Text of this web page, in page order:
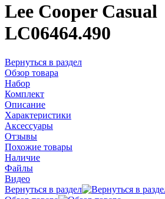
Lee Cooper Casual
LC06464.490
Вернуться в раздел
Обзор товара
Набор
Комплект
Описание
Характеристики
Аксессуары
Отзывы
Похожие товары
Наличие
Файлы
Видео
Вернуться в раздел